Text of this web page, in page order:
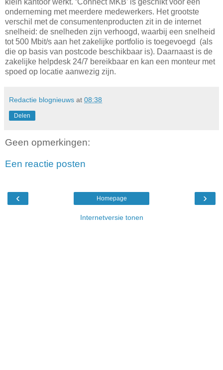
onderneming met meerdere medewerkers. Het grootste
verschil met de consumentenproducten zit in de internet
snelheid: de snelheden zijn verhoogd, waarbij een snelheid
tot 500 Mbit/s aan het zakelijke portfolio is toegevoegd (als
die op basis van postcode beschikbaar is). Daarnaast is de
zakelijke helpdesk 24/7 bereikbaar en kan een monteur met
spoed op locatie aanwezig zijn.
Redactie blognieuws at 08:38
Delen
Geen opmerkingen:
Een reactie posten
‹ ›
Homepage
Internetversie tonen